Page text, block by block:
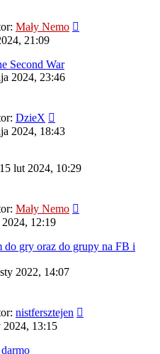
Mały Nemo
21:09
Second War
2024, 23:46
DzieX
2024, 18:43
lut 2024, 10:29
Mały Nemo
12:19
do gry oraz do grupy na FB i
2022, 14:07
nistfersztejen
2024, 13:15